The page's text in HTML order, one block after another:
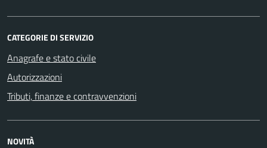
CATEGORIE DI SERVIZIO
Anagrafe e stato civile
Autorizzazioni
Tributi, finanze e contravvenzioni
NOVITÀ